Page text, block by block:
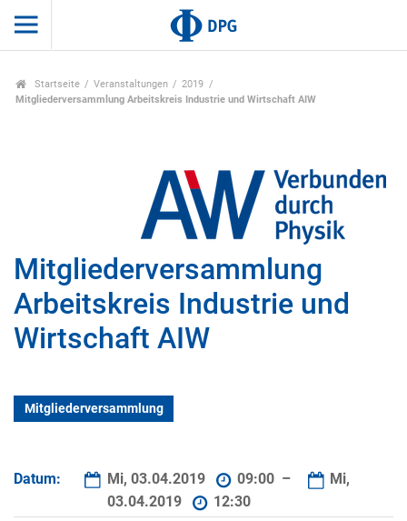
Startseite Veranstaltungen
2019
Mitgliederversammlung Arbeitskreis Industrie und Wirtschaft AIW
Mitgliederversammlung
Arbeitskreis Industrie und
Wirtschaft AIW
Mitgliederversammlung
Datum: Mi, 03.04.2019 09:00 –
Mi,
03.04.2019
12:30